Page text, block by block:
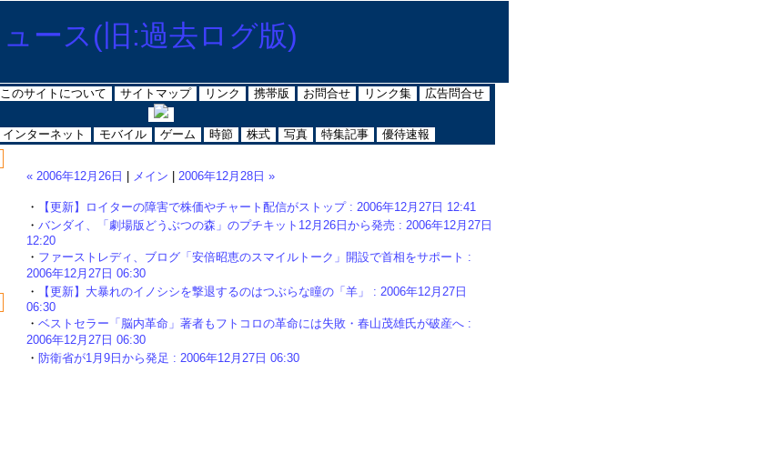
このサイトについて サイトマップ リンク 携帯版 お問合せ リンク集 広告問合せ
インターネット モバイル ゲーム 時節 株式 写真 特集記事 優待速報
« 2006年12月26日 メイン 2006年12月28日 »
・
【更新】ロイターの障害で株価やチャート配信がストップ : 2006年12月27日 12:41
・ バンダイ、「劇場版どうぶつの森」のプチキット12月26日から発売 : 2006年12月27日
12:20
・ ファーストレディ、ブログ「安倍昭恵のスマイルトーク」開設で首相をサポート :
2006年12月27日 06:30
・
【更新】大暴れのイノシシを撃退するのはつぶらな瞳の「羊」 : 2006年12月27日
06:30
・ ベストセラー「脳内革命」著者もフトコロの革命には失敗・春山茂雄氏が破産へ :
2006年12月27日 06:30
・ 防衛省が1月9日から発足 : 2006年12月27日 06:30